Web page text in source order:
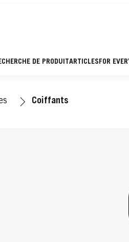
DE PRODUIT ARTICLESFOR
Coiffants